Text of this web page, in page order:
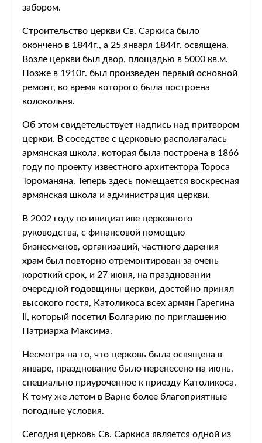
забором.
Строительство церкви Св. Саркиса было
окончено в 1844г., а 25 января 1844г. освящена.
Возле церкви был двор, площадью в 5000 кв.м.
Позже в 1910г. был произведен первый основной
ремонт, во время которого была построена
колокольня.
Об этом свидетельствует надпись над притвором
церкви. В соседстве с церковью располагалась
армянская школа, которая была построена в 1866
году по проекту известного архитектора Тороса
Тороманяна. Теперь здесь помещается воскресная
армянская школа и администрация церкви.
В 2002 году по инициативе церковного
руководства, с финансовой помощью
бизнесменов, организаций, частного дарения
храм был повторно отремонтирован за очень
короткий срок, и 27 июня, на праздновании
очередной годовщины церкви, достойно принял
высокого гостя, Католикоса всех армян Гарегина
II, который посетил Болгарию по приглашению
Патриарха Максима.
Несмотря на то, что церковь была освящена в
январе, празднование было перенесено на июнь,
специально приуроченное к приезду Католикоса.
К тому же летом в Варне более благоприятные
погодные условия.
Сегодня церковь Св. Саркиса является одной из